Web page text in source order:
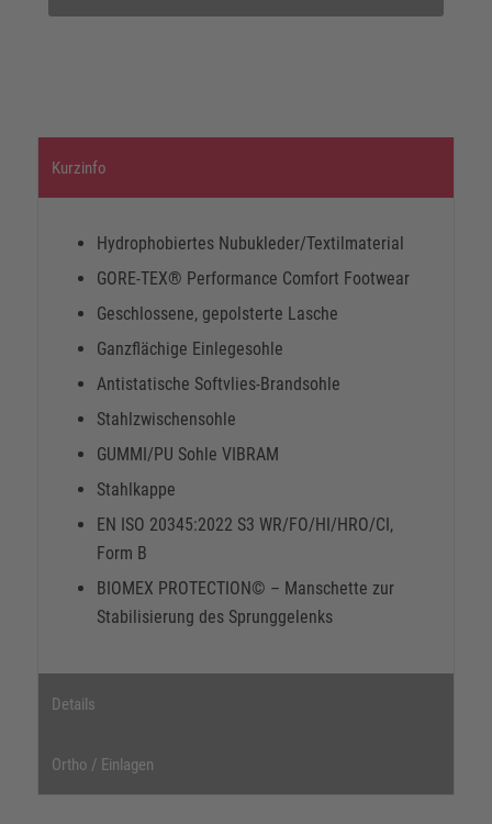
Kurzinfo
Hydrophobiertes Nubukleder/Textilmaterial
GORE-TEX® Performance Comfort Footwear
Geschlossene, gepolsterte Lasche
Ganzflächige Einlegesohle
Antistatische Softvlies-Brandsohle
Stahlzwischensohle
GUMMI/PU Sohle VIBRAM
Stahlkappe
EN ISO 20345:2022 S3 WR/FO/HI/HRO/CI,
Form B
BIOMEX PROTECTION© – Manschette zur
Stabilisierung des Sprunggelenks
Details
Ortho / Einlagen